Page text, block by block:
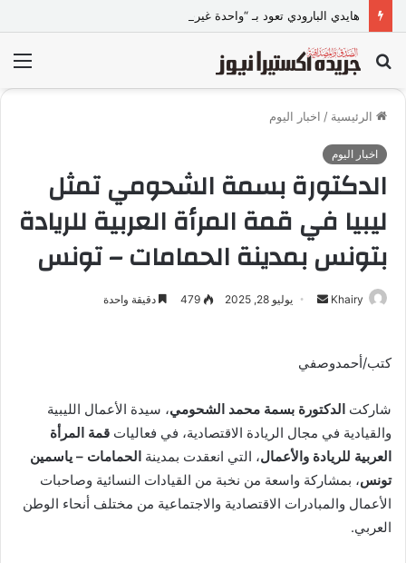
بحث
عن
الرئيسية / اخبار اليوم
اخبار اليوم
الدكتورة بسمة الشحومي تمثل
ليبيا في قمة المرأة العربية للريادة
بتونس بمدينة الحمامات – تونس
Khairy
ل
ر
د
ا
إ
يوليو 28, 2025 479 دقيقة واحدة
كتب/أحمدوصفي
شاركت الدكتورة بسمة محمد الشحومي، سيدة الأعمال الليبية
والقيادية في مجال الريادة الاقتصادية، في فعاليات قمة المرأة
العربية للريادة والأعمال، التي انعقدت بمدينة الحمامات – ياسمين
تونس، بمشاركة واسعة من نخبة من القيادات النسائية وصاحبات
الأعمال والمبادرات الاقتصادية والاجتماعية من مختلف أنحاء الوطن
العربي.